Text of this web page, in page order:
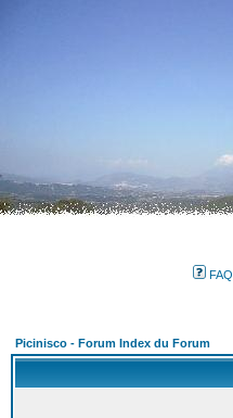
FAQ
Picinisco - Forum Index du Forum